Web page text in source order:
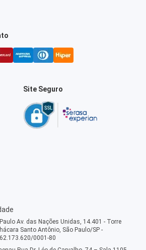
Site Seguro
Av. das Nações Unidas, 14.401 - Torre
Santo Antônio, São Paulo/SP -
0001-80